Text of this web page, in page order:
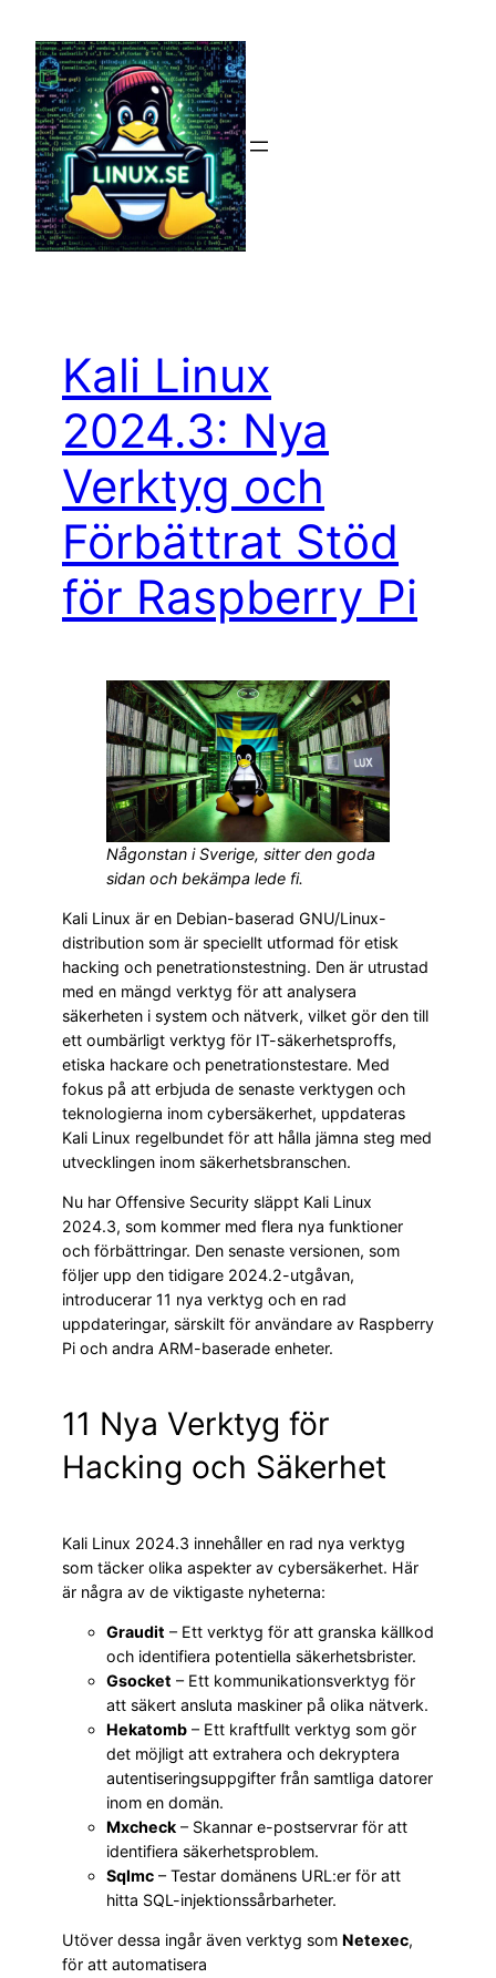
innehåll
Kali Linux
2024.3: Nya
Verktyg och
Förbättrat Stöd
för Raspberry Pi
Någonstan i Sverige, sitter den goda
sidan och bekämpa lede fi.
Kali Linux är en Debian-baserad GNU/Linux-
distribution som är speciellt utformad för etisk
hacking och penetrationstestning. Den är utrustad
med en mängd verktyg för att analysera
säkerheten i system och nätverk, vilket gör den till
ett oumbärligt verktyg för IT-säkerhetsproffs,
etiska hackare och penetrationstestare. Med
fokus på att erbjuda de senaste verktygen och
teknologierna inom cybersäkerhet, uppdateras
Kali Linux regelbundet för att hålla jämna steg med
utvecklingen inom säkerhetsbranschen.
Nu har Offensive Security släppt Kali Linux
2024.3, som kommer med flera nya funktioner
och förbättringar. Den senaste versionen, som
följer upp den tidigare 2024.2-utgåvan,
introducerar 11 nya verktyg och en rad
uppdateringar, särskilt för användare av Raspberry
Pi och andra ARM-baserade enheter.
11 Nya Verktyg för
Hacking och Säkerhet
Kali Linux 2024.3 innehåller en rad nya verktyg
som täcker olika aspekter av cybersäkerhet. Här
är några av de viktigaste nyheterna:
Graudit – Ett verktyg för att granska källkod
och identifiera potentiella säkerhetsbrister.
Gsocket – Ett kommunikationsverktyg för
att säkert ansluta maskiner på olika nätverk.
Hekatomb – Ett kraftfullt verktyg som gör
det möjligt att extrahera och dekryptera
autentiseringsuppgifter från samtliga datorer
inom en domän.
Mxcheck – Skannar e-postservrar för att
identifiera säkerhetsproblem.
Sqlmc – Testar domänens URL:er för att
hitta SQL-injektionssårbarheter.
Utöver dessa ingår även verktyg som Netexec,
för att automatisera